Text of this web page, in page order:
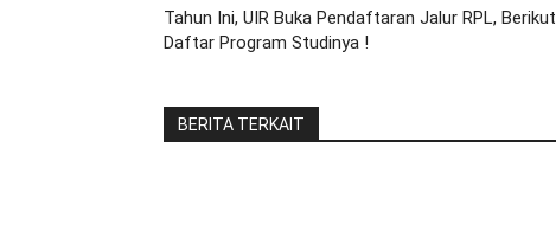
Tahun Ini, UIR Buka Pendaftaran Jalur RPL, Berikut
Daftar Program Studinya !
BERITA TERKAIT